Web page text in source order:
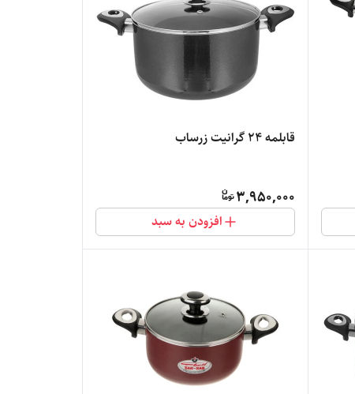
قابلمه 24 گرانیت زرساب
3,950,000
افزودن به سبد